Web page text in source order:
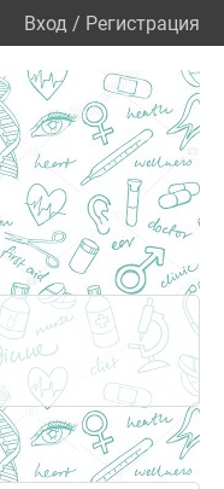
Вход / Регистрация